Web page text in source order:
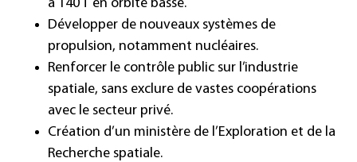
à 140 T en orbite basse.
Développer de nouveaux systèmes de
propulsion, notamment nucléaires.
Renforcer le contrôle public sur l’industrie
spatiale, sans exclure de vastes coopérations
avec le secteur privé.
Création d’un ministère de l’Exploration et de la
Recherche spatiale.